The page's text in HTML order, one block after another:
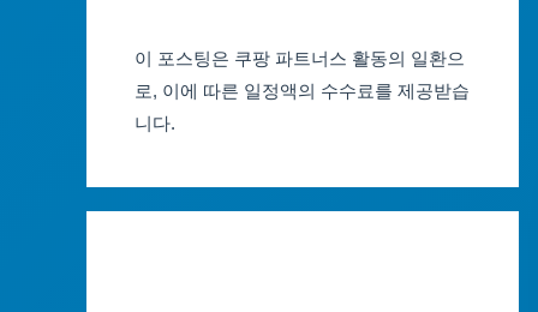
세종특별자치시
강원도
대구축제 일정
광주축제 일정
이 포스팅은 쿠팡 파트너스 활동의 일환으
로, 이에 따른 일정액의 수수료를 제공받습
니다.